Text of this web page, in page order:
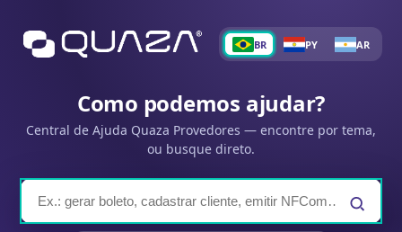
BR PY AR
Como podemos ajudar?
Central de Ajuda Quaza Provedores — encontre por tema,
ou busque direto.